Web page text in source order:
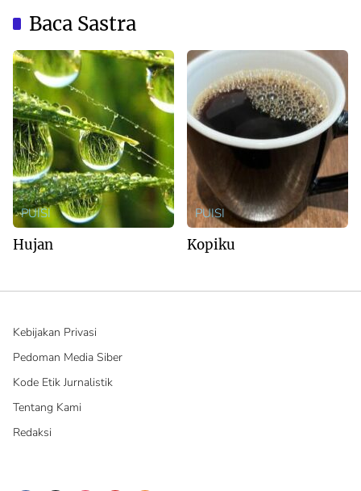
Baca Sastra
PUISI
Hujan
PUISI
Kopiku
Kebijakan Privasi
Pedoman Media Siber
Kode Etik Jurnalistik
Tentang Kami
Redaksi